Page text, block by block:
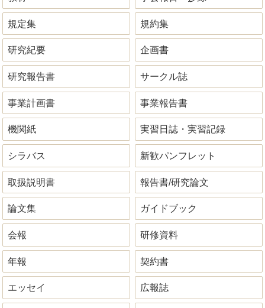
規定集 規約集
研究紀要 企画書
研究報告書 サークル誌
事業計画書 事業報告書
機関紙 実習日誌・実習記録
シラバス 新歓パンフレット
取扱説明書 報告書/研究論文
論文集 ガイドブック
会報 研修資料
年報 契約書
エッセイ 広報誌